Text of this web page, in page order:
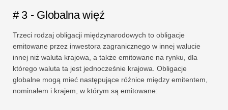
# 3 - Globalna więź
Trzeci rodzaj obligacji międzynarodowych to obligacje
emitowane przez inwestora zagranicznego w innej walucie
innej niż waluta krajowa, a także emitowane na rynku, dla
którego waluta ta jest jednocześnie krajowa. Obligacje
globalne mogą mieć następujące różnice między emitentem,
nominałem i krajem, w którym są emitowane: